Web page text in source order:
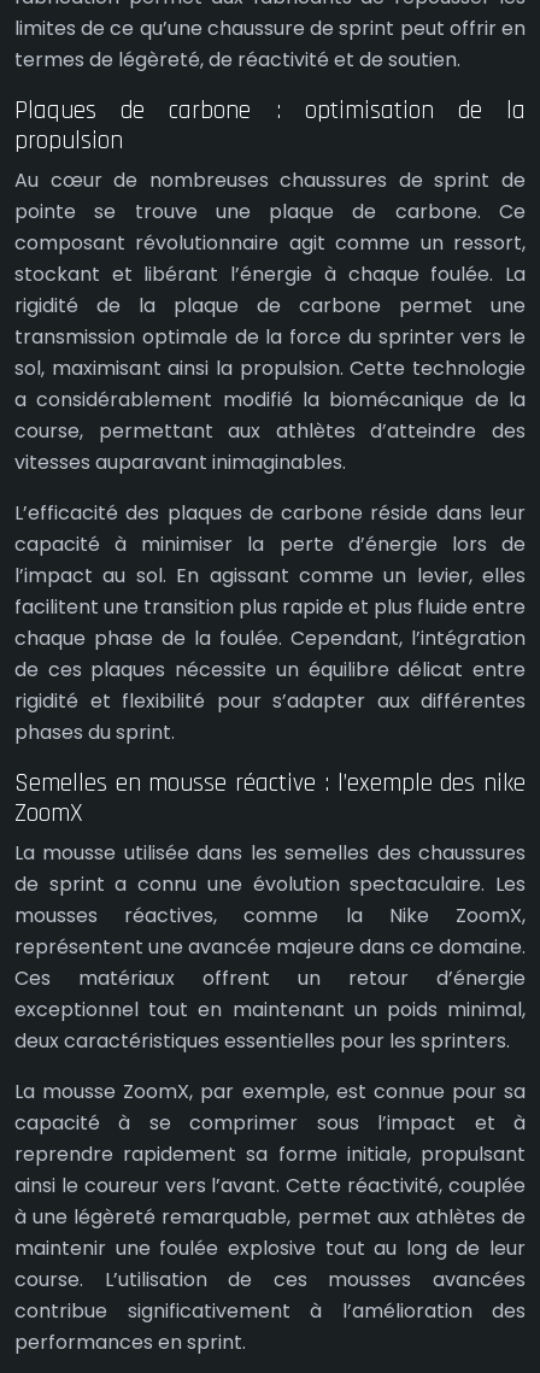
limites de ce qu’une chaussure de sprint peut offrir en
termes de légèreté, de réactivité et de soutien.
Plaques de carbone : optimisation de la
propulsion
Au cœur de nombreuses chaussures de sprint de
pointe se trouve une plaque de carbone. Ce
composant révolutionnaire agit comme un ressort,
stockant et libérant l’énergie à chaque foulée. La
rigidité de la plaque de carbone permet une
transmission optimale de la force du sprinter vers le
sol, maximisant ainsi la propulsion. Cette technologie
a considérablement modifié la biomécanique de la
course, permettant aux athlètes d’atteindre des
vitesses auparavant inimaginables.
L’efficacité des plaques de carbone réside dans leur
capacité à minimiser la perte d’énergie lors de
l’impact au sol. En agissant comme un levier, elles
facilitent une transition plus rapide et plus fluide entre
chaque phase de la foulée. Cependant, l’intégration
de ces plaques nécessite un équilibre délicat entre
rigidité et flexibilité pour s’adapter aux différentes
phases du sprint.
Semelles en mousse réactive : l’exemple des nike
ZoomX
La mousse utilisée dans les semelles des chaussures
de sprint a connu une évolution spectaculaire. Les
mousses réactives, comme la Nike ZoomX,
représentent une avancée majeure dans ce domaine.
Ces matériaux offrent un retour d’énergie
exceptionnel tout en maintenant un poids minimal,
deux caractéristiques essentielles pour les sprinters.
La mousse ZoomX, par exemple, est connue pour sa
capacité à se comprimer sous l’impact et à
reprendre rapidement sa forme initiale, propulsant
ainsi le coureur vers l’avant. Cette réactivité, couplée
à une légèreté remarquable, permet aux athlètes de
maintenir une foulée explosive tout au long de leur
course. L’utilisation de ces mousses avancées
contribue significativement à l’amélioration des
performances en sprint.